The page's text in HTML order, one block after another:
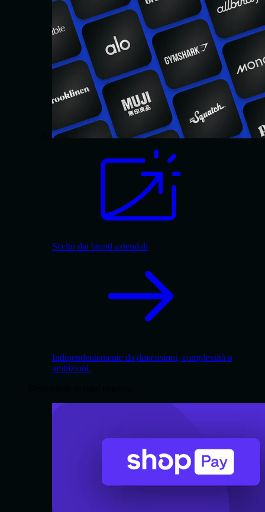
Scelto dai brand aziendali
Indipendentemente da dimensioni, complessità o
ambizioni.